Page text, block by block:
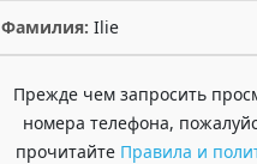
Фамилия: Ilie
Прежде чем запросить
номера телефона,
прочитайте Правила и